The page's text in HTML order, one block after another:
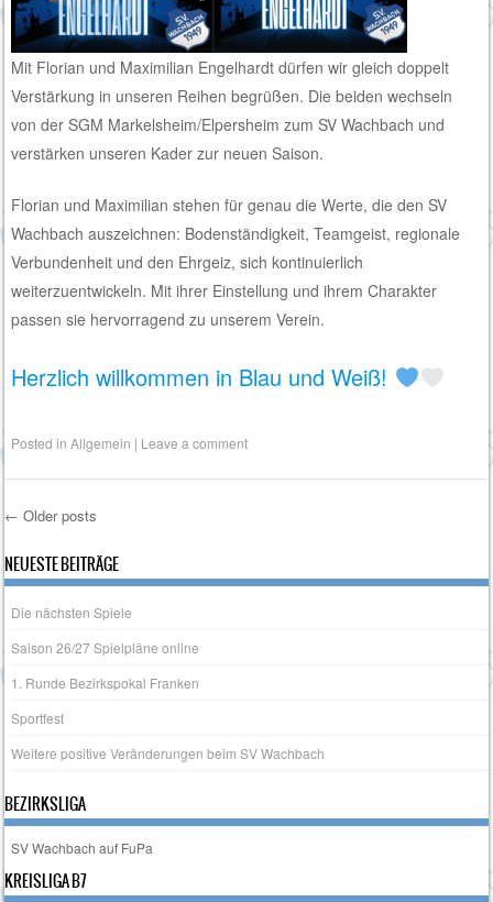
Mit Florian und Maximilian Engelhardt dürfen wir gleich doppelt
Verstärkung in unseren Reihen begrüßen. Die beiden wechseln
von der SGM Markelsheim/Elpersheim zum SV Wachbach und
verstärken unseren Kader zur neuen Saison.
Florian und Maximilian stehen für genau die Werte, die den SV
Wachbach auszeichnen: Bodenständigkeit, Teamgeist, regionale
Verbundenheit und den Ehrgeiz, sich kontinuierlich
weiterzuentwickeln. Mit ihrer Einstellung und ihrem Charakter
passen sie hervorragend zu unserem Verein.
Herzlich willkommen in Blau und Weiß!
Posted inAllgemein | Leave a comment
Post navigation
← Older posts
NEUESTE BEITRÄGE
Die nächsten Spiele
Saison 26/27 Spielpläne online
1. Runde Bezirkspokal Franken
Sportfest
Weitere positive Veränderungen beim SV Wachbach
BEZIRKSLIGA
SV Wachbach auf FuPa
KREISLIGA B7